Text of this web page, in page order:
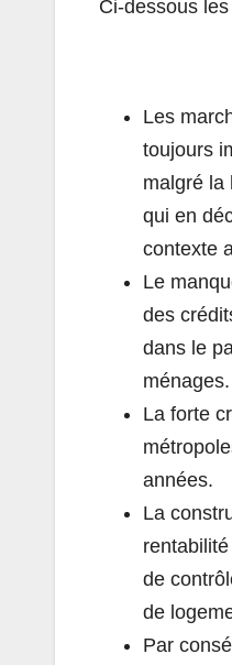
Ci-dessous
Les
toujours
malgré la
qui en
contexte
Le
des
dans le
ménages.
La forte
années.
La
de
de
Par